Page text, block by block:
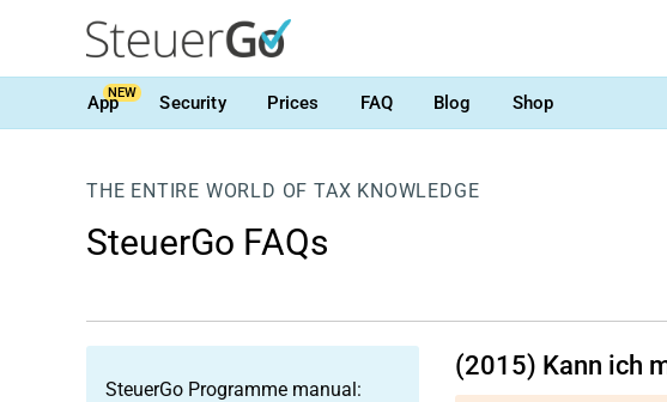
AppNEW Security Prices FAQ Blog Shop
THE ENTIRE WORLD OF TAX KNOWLEDGE
SteuerGo FAQs
(2015) Kann ich
SteuerGo Programme manual: